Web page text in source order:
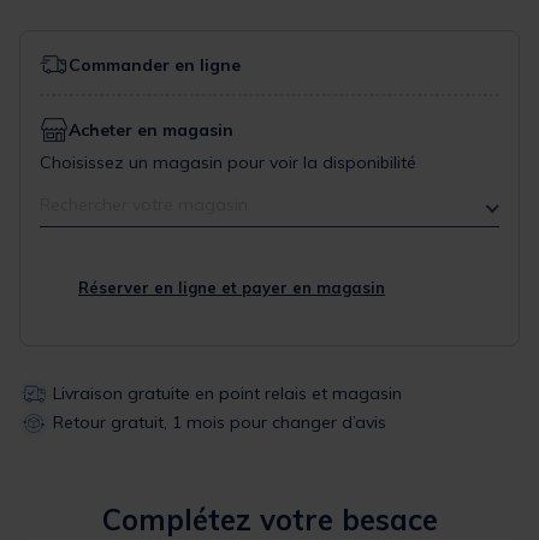
Commander en ligne
Acheter en magasin
Choisissez un magasin pour voir la disponibilité
Réserver en ligne et payer en magasin
Livraison gratuite en point relais et magasin
Retour gratuit, 1 mois pour changer d’avis
Complétez votre besace